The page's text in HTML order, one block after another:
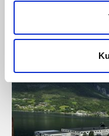
05.06.2026 |
NVE i gang